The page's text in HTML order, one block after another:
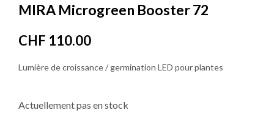
basé sur
notation
client
MIRA Microgreen Booster 72
CHF 110.00
Lumière de croissance / germination LED pour plantes
Actuellement pas en stock